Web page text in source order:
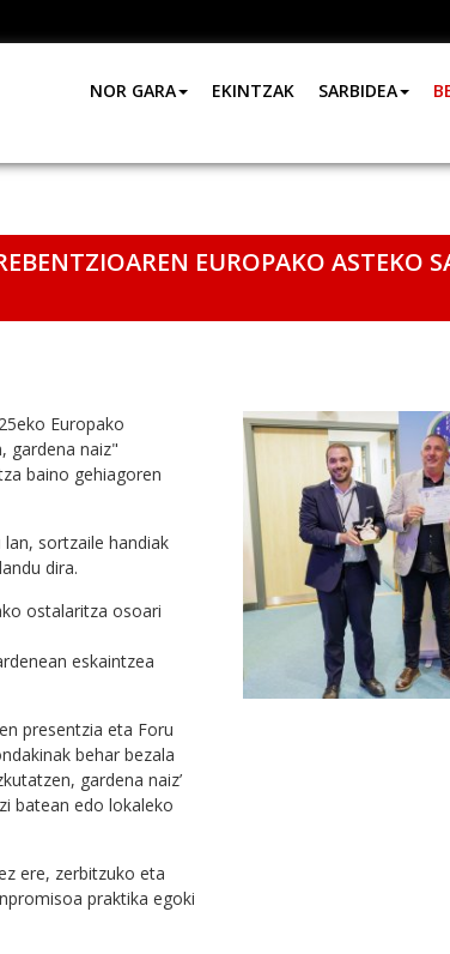
NOR GARA EKINTZAK SARBIDEA
EUROPAKO ASTEKO
Europako
gardena naiz"
baino gehiagoren
sortzaile handiak
dira.
ostalaritza osoari
eskaintzea
presentzia eta Foru
behar bezala
gardena naiz’
batean edo lokaleko
ere, zerbitzuko eta
praktika egoki